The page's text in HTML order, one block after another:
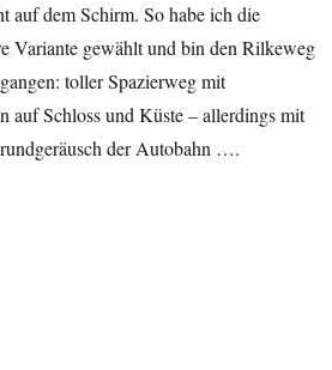
auf dem Schirm. So habe ich die
Variante gewählt und bin den Rilkeweg
toller Spazierweg mit
auf Schloss und Küste – allerdings mit
der Autobahn ….